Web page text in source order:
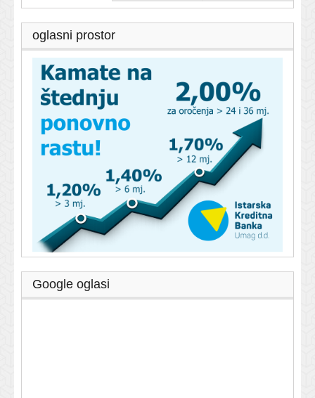
oglasni prostor
Google oglasi